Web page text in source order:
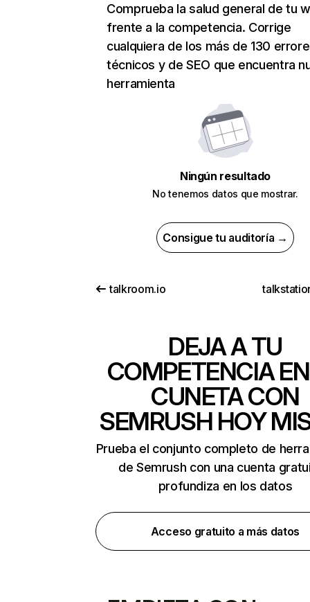
Comprueba la salud general de tu
frente a la competencia. Corrige
cualquiera de los más de 130
técnicos y de SEO que encuentra
herramienta
Ningún resultado
No tenemos datos que mostrar.
Consigue tu auditoría →
talkroom.io
DEJA A TU
COMPETENCIA
CUNETA CON
SEMRUSH HOY
Prueba el conjunto completo de
de Semrush con una cuenta
profundiza en los datos
Acceso gratuito a más datos